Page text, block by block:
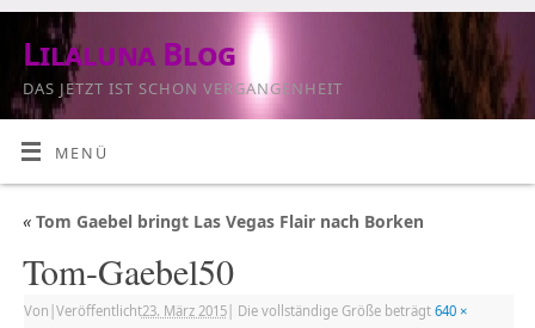
Lilaluna Blog
DAS JETZT IST SCHON VERGANGENHEIT
MENÜ
«Tom Gaebel bringt Las Vegas Flair nach Borken
Tom-Gaebel50
Von Veröffentlicht23. März 2015| Die vollständige Größe beträgt 640 ×